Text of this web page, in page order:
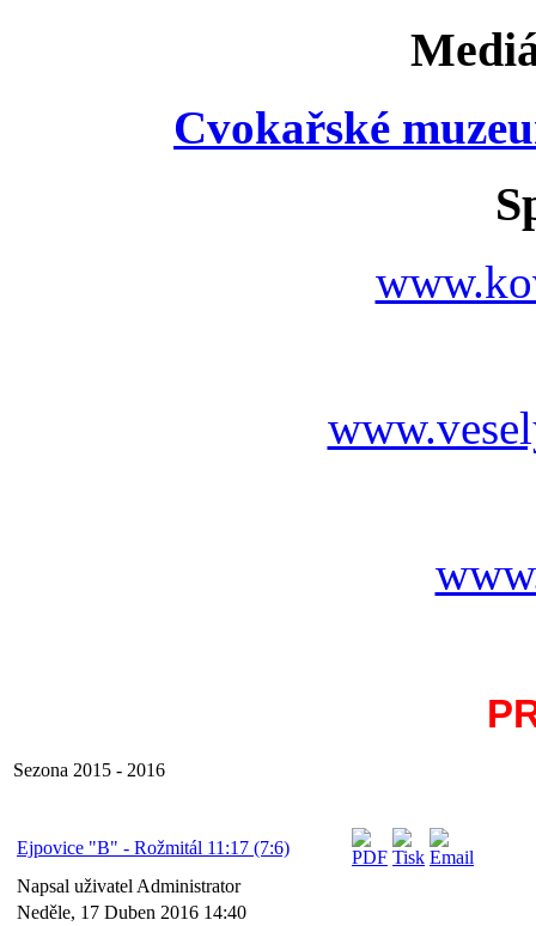
Cvokařské
Sezona 2015 - 2016
Ejpovice "B" - Rožmitál 11:17 (7:6)
Napsal uživatel Administrator
Neděle, 17 Duben 2016 14:40